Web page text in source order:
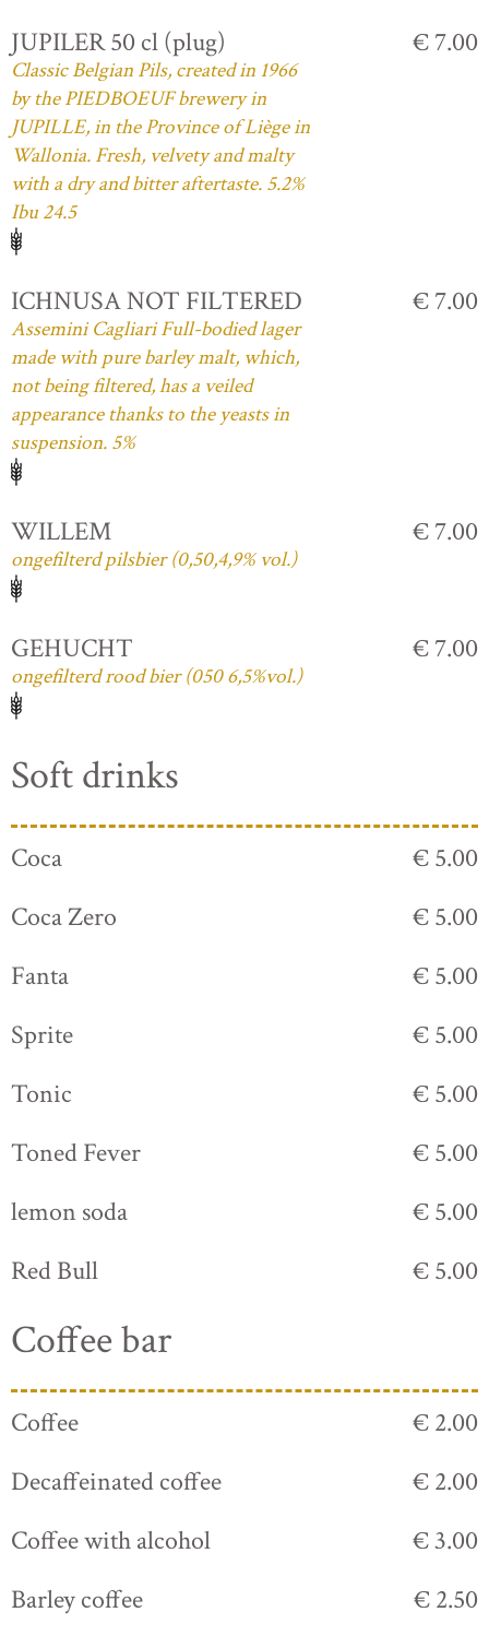
JUPILER 50 cl (plug)
Classic Belgian Pils, created in 1966
by the PIEDBOEUF brewery in
JUPILLE, in the Province of Liège in
Wallonia. Fresh, velvety and malty
with a dry and bitter aftertaste. 5.2%
Ibu 24.5
€ 7.00
ICHNUSA NOT FILTERED
Assemini Cagliari Full-bodied lager
made with pure barley malt, which,
not being filtered, has a veiled
appearance thanks to the yeasts in
suspension. 5%
€ 7.00
WILLEM
ongefilterd pilsbier (0,50,4,9% vol.)
€ 7.00
GEHUCHT
ongefilterd rood bier (050 6,5%vol.)
€ 7.00
Soft drinks
Coca
€ 5.00
Coca Zero
€ 5.00
Fanta
€ 5.00
Sprite
€ 5.00
Tonic
€ 5.00
Toned Fever
€ 5.00
lemon soda
€ 5.00
Red Bull
€ 5.00
Coffee bar
Coffee
€ 2.00
Decaffeinated coffee
€ 2.00
Coffee with alcohol
€ 3.00
Barley coffee
€ 2.50